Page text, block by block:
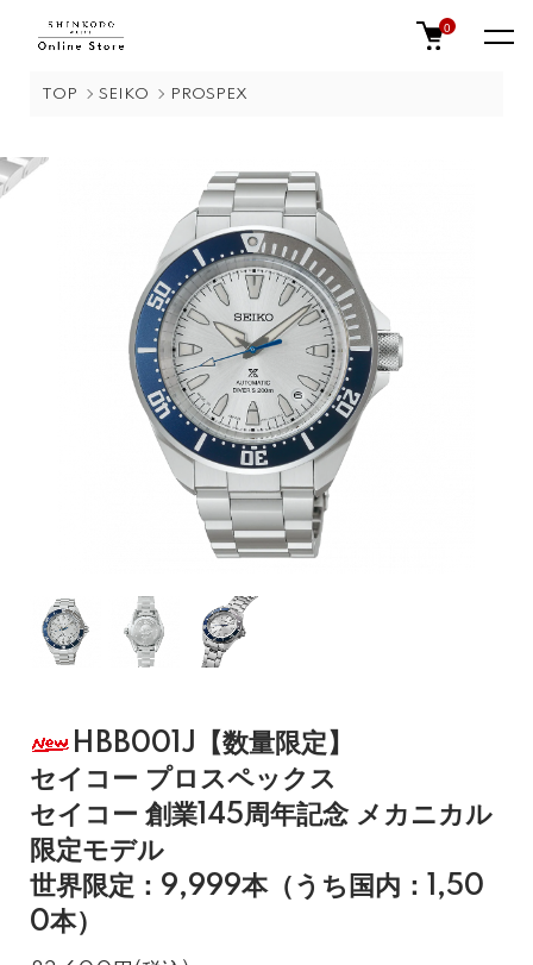
0
TOP SEIKO PROSPEX
HBB001J【数量限定】
セイコー プロスペックス
セイコー 創業145周年記念 メカニカル
限定モデル
世界限定：9,999本（うち国内：1,50
0本）